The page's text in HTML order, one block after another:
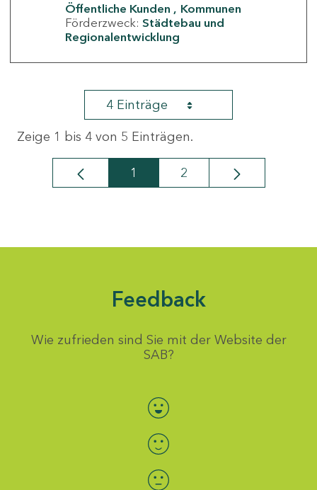
Öffentliche Kunden
Kommunen
Förderzweck: Städtebau und
Regionalentwicklung
4 Einträge
Zeige 1 bis 4 von 5 Einträgen.
Seite
1 Seite
2
Feedback
Wie zufrieden sind Sie mit der Website der
SAB?
Bewertung auswählen